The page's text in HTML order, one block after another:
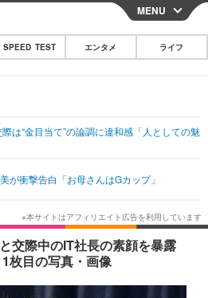
CLOSE
その他
映画・ドラマ
韓国・芸能
スポーツ
グルメ
ショッピング
MENU
SPEED TEST エンタメ ライフ
は“金目当て”の論調に違和感「人としての魅
が衝撃告白「お母さんはGカップ」
交際中のIT社長の素顔を暴露
1枚目の写真・画像